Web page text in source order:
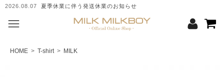
2026.08.07 夏季休業に伴う発送休業のお知らせ
HOME > T-shirt> MILK